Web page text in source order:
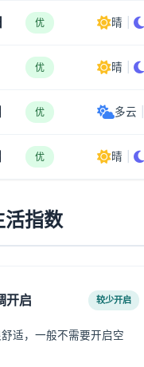
优 晴
优 晴
优 多云
优 晴
活指数
开启 较少开启
适，一般不需要开启空